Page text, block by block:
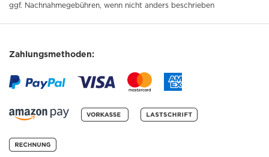
ggf. Nachnahmegebühren, wenn nicht anders beschrieben
Zahlungsmethoden: